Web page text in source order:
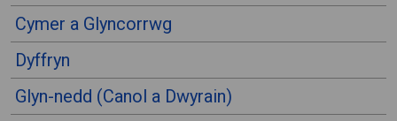
Cymer a Glyncorrwg
Dyffryn
Glyn-nedd (Canol a Dwyrain)